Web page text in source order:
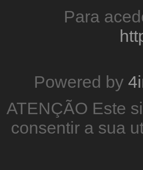
Para
Powered by
ATENÇÃO Este
consentir a sua